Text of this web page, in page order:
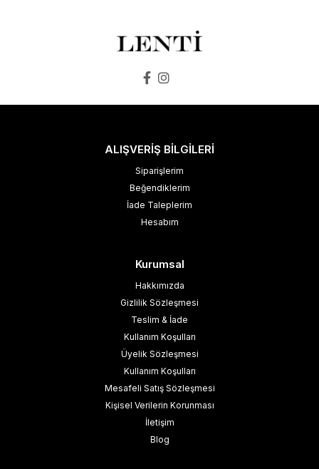
ALIŞVERİŞ BİLGİLERİ
Siparişlerim
Beğendiklerim
İade Taleplerim
Hesabım
Kurumsal
Hakkımızda
Gizlilik Sözleşmesi
Teslim & İade
Kullanım Koşulları
Üyelik Sözleşmesi
Kullanım Koşulları
Mesafeli Satış Sözleşmesi
Kişisel Verilerin Korunması
İletişim
Blog